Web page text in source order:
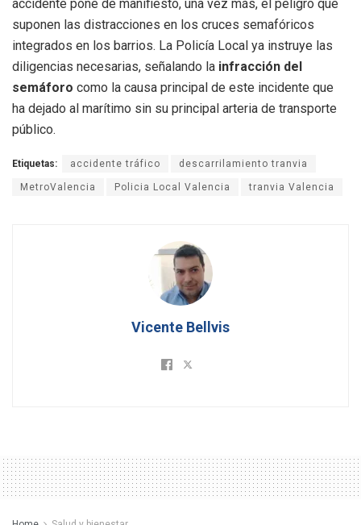
accidente pone de manifiesto, una vez más, el peligro que
suponen las distracciones en los cruces semafóricos
integrados en los barrios. La Policía Local ya instruye las
diligencias necesarias, señalando la infracción del
semáforo como la causa principal de este incidente que
ha dejado al marítimo sin su principal arteria de transporte
público.
Etiquetas: accidente tráfico descarrilamiento tranvia
MetroValencia Policia Local Valencia tranvia Valencia
Vicente Bellvis